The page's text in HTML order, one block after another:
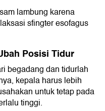
lambung karena
sfingter esofagus
Posisi Tidur
begadang dan tidurlah
kepala harus lebih
untuk tetap pada
tinggi.